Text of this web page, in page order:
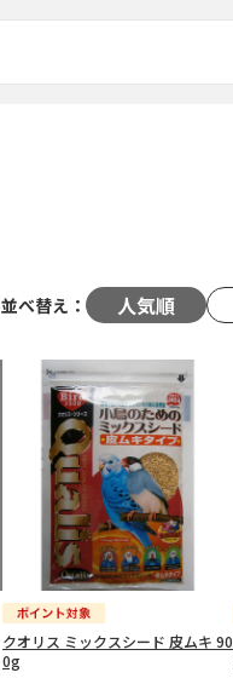
並べ替え： 人気順
クオリス ミックスシード 皮ムキ 90
0g